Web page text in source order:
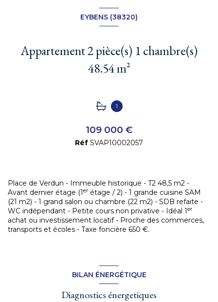
EYBENS (38320)
Appartement 2 pièce(s) 1 chambre(s)
48.54 m²
1
109 000 €
Réf SVAP10002057
Place de Verdun - Immeuble historique - T2 48,5 m2 -
Avant dernier étage (1er étage / 2) - 1 grande cuisine SAM
(21 m2) - 1 grand salon ou chambre (22 m2) - SDB refaite -
WC indépendant - Petite cours non privative - Idéal 1er
achat ou investissement locatif - Proche des commerces,
transports et écoles - Taxe foncière 650 €.
BILAN ÉNERGÉTIQUE
Diagnostics énergetiques